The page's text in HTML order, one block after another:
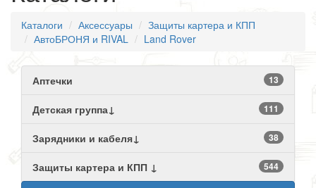
Каталоги Аксессуары
Защиты картера и КПП
АвтоБРОНЯ и RIVAL
Land Rover
Аптечки 13
Детская группа↓ 111
Зарядники и кабеля↓ 38
Защиты картера и КПП ↓ 544